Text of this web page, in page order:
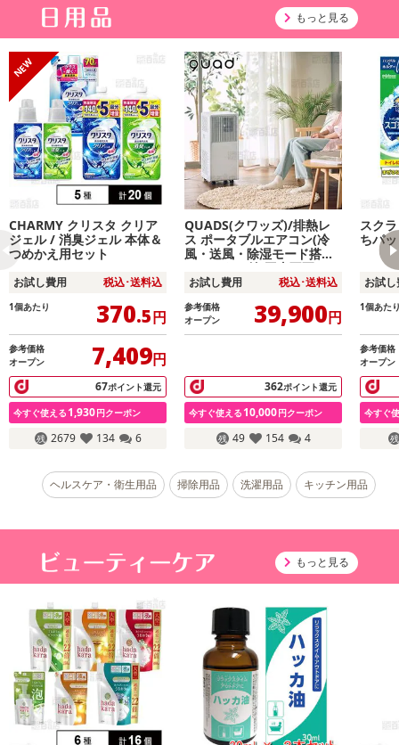
もっと見る
CHARMY クリスタ クリア
ジェル / 消臭ジェル 本体＆
つめかえ用セット
お試し費用 税込･送料込
1個あたり 370.5円
参考価格
オープン
7,409円
67ポイント還元
今すぐ使える 1,930円クーポン
2679 134 6
QUADS(クワッズ)/排熱レ
ス ポータブルエアコン(冷
風・送風・除湿モード搭載/
キャスター付/工事不要)/QS
671WH
お試し費用 税込･送料込
参考価格
オープン
39,900円
362ポイント還元
今すぐ使える 10,000円クーポン
49 154 4
スク
ちパ
お試
1個あた
参考価格
オープン
今すぐ
ヘルスケア・衛生用品 掃除用品 洗濯用品 キッチン用品
もっと見る